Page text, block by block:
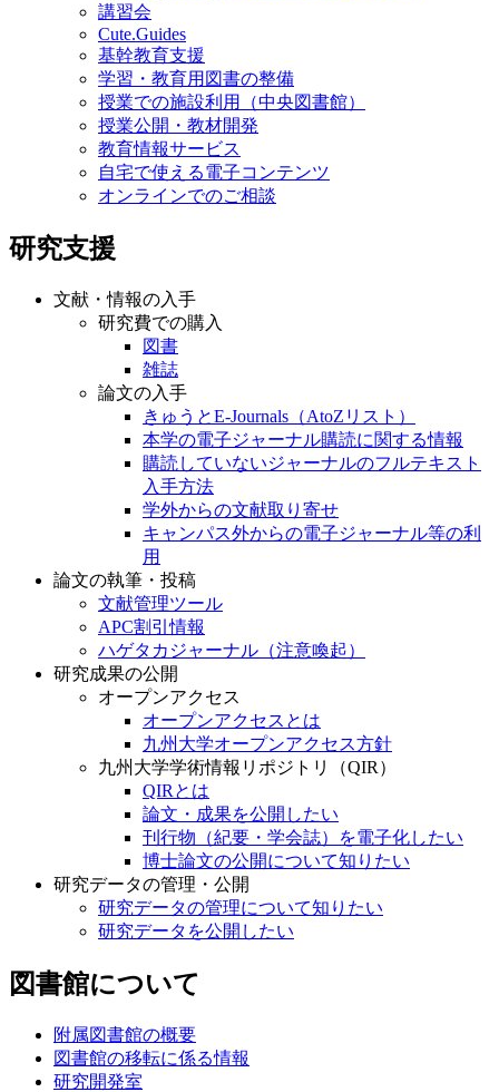
講習会
Cute.Guides
基幹教育支援
学習・教育用図書の整備
授業での施設利用（中央図書館）
授業公開・教材開発
教育情報サービス
自宅で使える電子コンテンツ
オンラインでのご相談
研究支援
文献・情報の入手
研究費での購入
図書
雑誌
論文の入手
きゅうとE-Journals（AtoZリスト）
本学の電子ジャーナル購読に関する情報
購読していないジャーナルのフルテキスト
入手方法
学外からの文献取り寄せ
キャンパス外からの電子ジャーナル等の利
用
論文の執筆・投稿
文献管理ツール
APC割引情報
ハゲタカジャーナル（注意喚起）
研究成果の公開
オープンアクセス
オープンアクセスとは
九州大学オープンアクセス方針
九州大学学術情報リポジトリ（QIR）
QIRとは
論文・成果を公開したい
刊行物（紀要・学会誌）を電子化したい
博士論文の公開について知りたい
研究データの管理・公開
研究データの管理について知りたい
研究データを公開したい
図書館について
附属図書館の概要
図書館の移転に係る情報
研究開発室